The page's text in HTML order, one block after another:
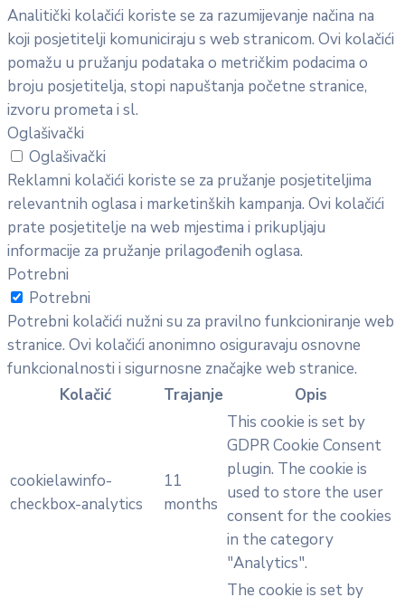
Analitički kolačići koriste se za razumijevanje načina na
koji posjetitelji komuniciraju s web stranicom. Ovi kolačići
pomažu u pružanju podataka o metričkim podacima o
broju posjetitelja, stopi napuštanja početne stranice,
izvoru prometa i sl.
Oglašivački
Oglašivački
Reklamni kolačići koriste se za pružanje posjetiteljima
relevantnih oglasa i marketinških kampanja. Ovi kolačići
prate posjetitelje na web mjestima i prikupljaju
informacije za pružanje prilagođenih oglasa.
Potrebni
Potrebni
Potrebni kolačići nužni su za pravilno funkcioniranje web
stranice. Ovi kolačići anonimno osiguravaju osnovne
funkcionalnosti i sigurnosne značajke web stranice.
Kolačić
Trajanje Opis
cookielawinfo-
checkbox-analytics
11
months
This cookie is set by
GDPR Cookie Consent
plugin. The cookie is
used to store the user
consent for the cookies
in the category
"Analytics".
The cookie is set by